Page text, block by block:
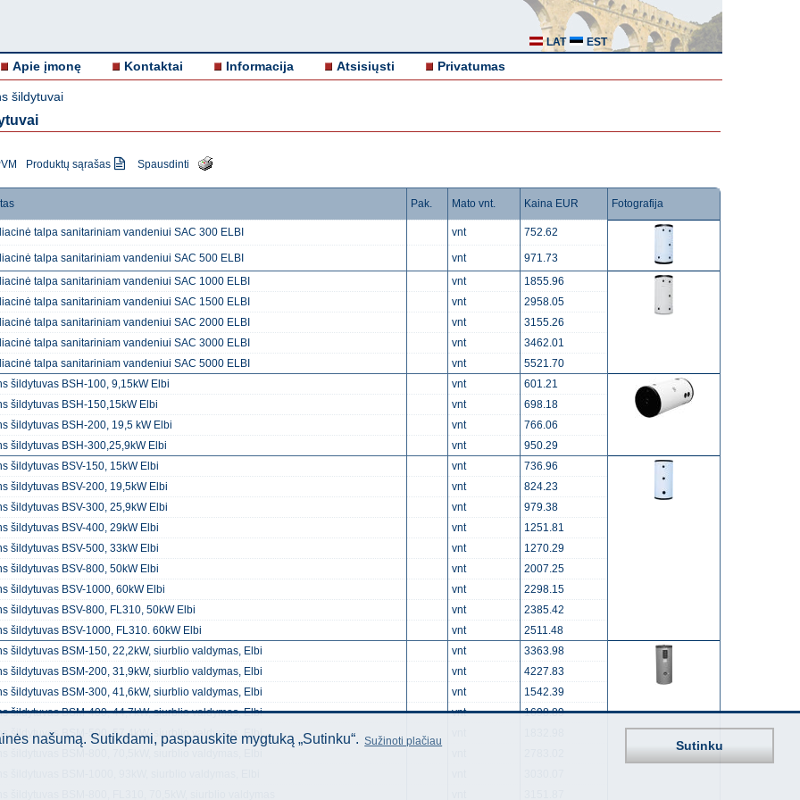
LAT EST
Apie įmonę Kontaktai Informacija Atsisiųsti Privatumas
šildytuvai
Produktų sąrašas Spausdinti
Pak. Mato vnt. Kaina EUR Fotografija
talpa sanitariniam vandeniui SAC 300 ELBI vnt 752.62
talpa sanitariniam vandeniui SAC 500 ELBI vnt
971.73
talpa sanitariniam vandeniui SAC 1000 ELBI vnt
1855.96
talpa sanitariniam vandeniui SAC 1500 ELBI vnt
2958.05
talpa sanitariniam vandeniui SAC 2000 ELBI vnt
3155.26
talpa sanitariniam vandeniui SAC 3000 ELBI vnt
3462.01
talpa sanitariniam vandeniui SAC 5000 ELBI vnt
5521.70
šildytuvas BSH-100, 9,15kW Elbi vnt
601.21
šildytuvas BSH-150,15kW Elbi vnt
698.18
šildytuvas BSH-200, 19,5 kW Elbi vnt
766.06
šildytuvas BSH-300,25,9kW Elbi vnt
950.29
šildytuvas BSV-150, 15kW Elbi vnt
736.96
šildytuvas BSV-200, 19,5kW Elbi vnt
824.23
šildytuvas BSV-300, 25,9kW Elbi vnt
979.38
šildytuvas BSV-400, 29kW Elbi vnt
1251.81
šildytuvas BSV-500, 33kW Elbi vnt
1270.29
šildytuvas BSV-800, 50kW Elbi vnt
2007.25
šildytuvas BSV-1000, 60kW Elbi vnt
2298.15
šildytuvas BSV-800, FL310, 50kW Elbi vnt
2385.42
šildytuvas BSV-1000, FL310. 60kW Elbi vnt
2511.48
šildytuvas BSM-150, 22,2kW, siurblio valdymas, Elbi vnt
3363.98
šildytuvas BSM-200, 31,9kW, siurblio valdymas, Elbi vnt
4227.83
šildytuvas BSM-300, 41,6kW, siurblio valdymas, Elbi vnt
1542.39
šildytuvas BSM-400, 44,7kW, siurblio valdymas, Elbi vnt
1698.89
šildytuvas BSM-500, 57,4kW, siurblio valdymas, Elbi
našumą. Sutikdami, paspauskite mygtuką „Sutinku“. Sužinoti plačiau Sutinku